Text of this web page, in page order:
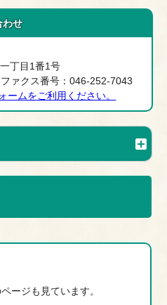
わせ
丁目1番1号
ァクス番号：046-252-7043
ームをご利用ください。
ージも見ています。